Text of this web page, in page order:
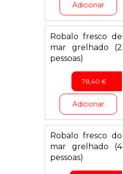
Adicionar
Robalo fresco de
mar grelhado (2
pessoas)
78,40 €
Adicionar
Robalo fresco do
mar grelhado (4
pessoas)